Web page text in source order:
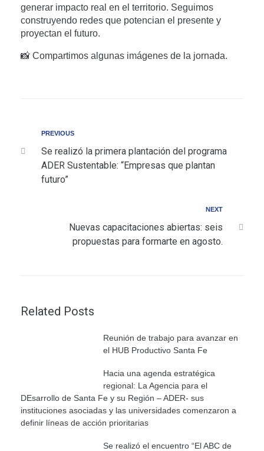
generar impacto real en el territorio. Seguimos
construyendo redes que potencian el presente y
proyectan el futuro.
📸 Compartimos algunas imágenes de la jornada.
PREVIOUS
Se realizó la primera plantación del programa
ADER Sustentable: “Empresas que plantan
futuro”
NEXT
Nuevas capacitaciones abiertas: seis
propuestas para formarte en agosto.
Related Posts
Reunión de trabajo para avanzar en
el HUB Productivo Santa Fe
Hacia una agenda estratégica
regional: La Agencia para el
DEsarrollo de Santa Fe y su Región – ADER- sus
instituciones asociadas y las universidades comenzaron a
definir líneas de acción prioritarias
Se realizó el encuentro “El ABC de